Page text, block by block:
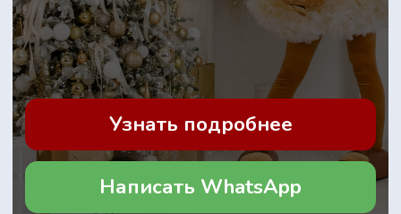
Написать WhatsApp
С радостью представляем вам уникальную
возможность подарить вашим детям
незабываемое новогоднее приключение!
Предлагаем вам новогодний утренник
«Пляшут мишки, пляшут белки», где главными
Новогодние утренники "Пляшут
мишки, пляшут белки!"